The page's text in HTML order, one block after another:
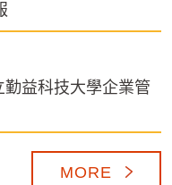
益科技大學企業管
MORE